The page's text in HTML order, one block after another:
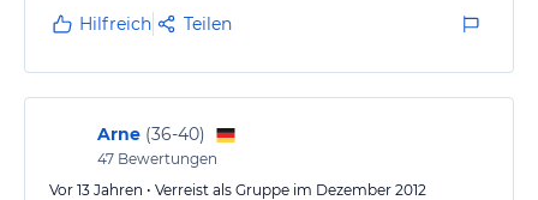
die Bewegungshungrigen als auch die
Wellnessgenießer komme n voll auf ihre Kosten. Es
gibt Unmengen an schönen Wanderrouten, leicht bis
schwer. Klettersteige gibt es von einfach bis hin zu
anspruchsvoll, Klettergärten konnte ich leider nicht
testen. Fürs schlechte Wetter gibt es z.B. eine Therme,
…
Hilfreich Teilen
Arne (36-40)
47 Bewertungen
Vor 13 Jahren • Verreist als Gruppe im Dezember 2012